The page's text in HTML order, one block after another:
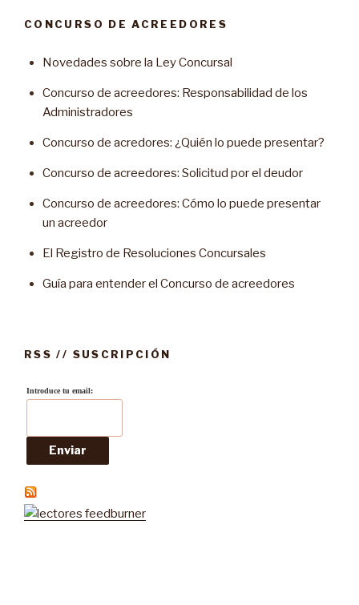
CONCURSO DE ACREEDORES
Novedades sobre la Ley Concursal
Concurso de acreedores: Responsabilidad de los
Administradores
Concurso de acredores: ¿Quién lo puede presentar?
Concurso de acreedores: Solicitud por el deudor
Concurso de acreedores: Cómo lo puede presentar
un acreedor
El Registro de Resoluciones Concursales
Guía para entender el Concurso de acreedores
RSS // SUSCRIPCIÓN
Introduce tu email: